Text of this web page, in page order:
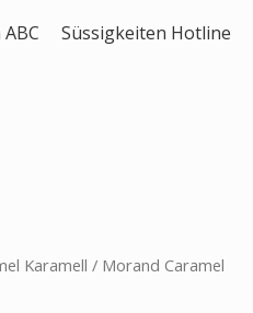
Süssigkeiten Hotline
Karamell / Morand Caramel